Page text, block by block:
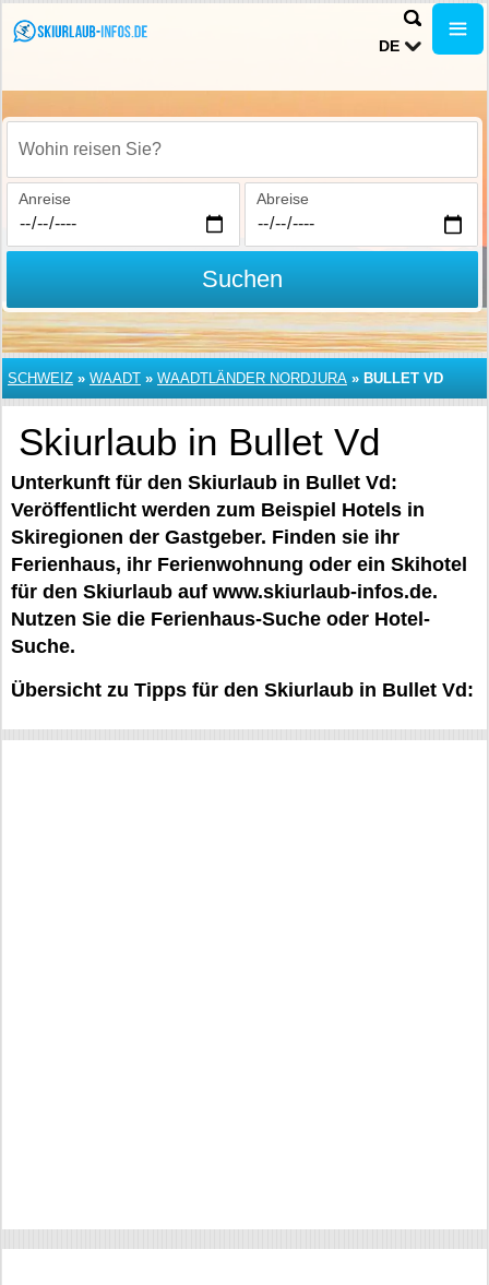
DE
Wohin reisen Sie?
Anreise Abreise
Suchen
SCHWEIZ » WAADT » WAADTLÄNDER NORDJURA » BULLET VD
Skiurlaub in Bullet Vd
Unterkunft für den Skiurlaub in Bullet Vd:
Veröffentlicht werden zum Beispiel Hotels in
Skiregionen der Gastgeber. Finden sie ihr
Ferienhaus, ihr Ferienwohnung oder ein Skihotel
für den Skiurlaub auf www.skiurlaub-infos.de.
Nutzen Sie die Ferienhaus-Suche oder Hotel-
Suche.
Übersicht zu Tipps für den Skiurlaub in Bullet Vd: